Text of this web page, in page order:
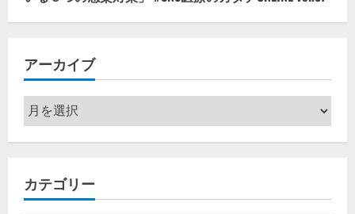
アーカイブ
ア
ー
カ
ブ
カテゴリー